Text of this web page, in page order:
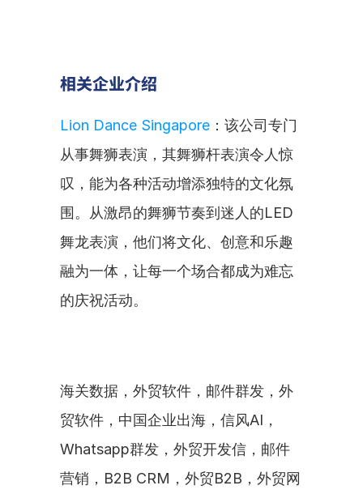
相关企业介绍
Lion Dance Singapore ：该公司专门
从事舞狮表演，其舞狮杆表演令人惊
叹，能为各种活动增添独特的文化氛
围。从激昂的舞狮节奏到迷人的LED
舞龙表演，他们将文化、创意和乐趣
融为一体，让每一个场合都成为难忘
的庆祝活动。
海关数据，外贸软件，邮件群发，外
贸软件，中国企业出海，信风AI，
Whatsapp群发，外贸开发信，邮件
营销，B2B CRM，外贸B2B，外贸网